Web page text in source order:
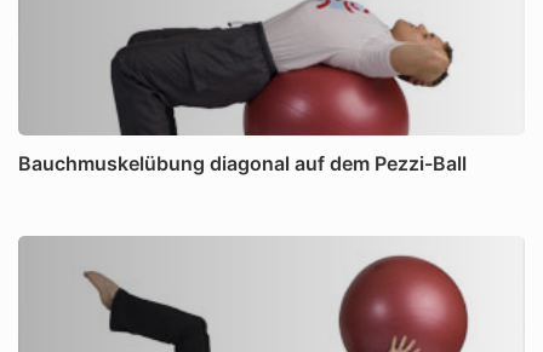
Bauchmuskelübung diagonal auf dem Pezzi-Ball